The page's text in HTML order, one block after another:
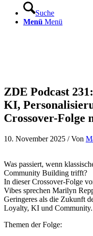
Suche
Menü Menü
ZDE Podcast
KI,
Crossover-Folge
10. November 2025 / Von
Was passiert, wenn
Community Building trifft?
In dieser Crossover-Folge
Vibes sprechen Marilyn
Geringeres als die Zukunft
Loyalty, KI und Community.
Themen der Folge: